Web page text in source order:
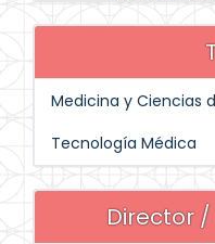
Medicina y Ciencias
Tecnología Médica
Director